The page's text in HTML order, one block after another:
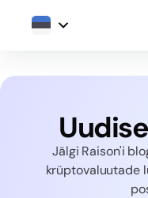
Jälgi Raison'i
krüptovaluutade